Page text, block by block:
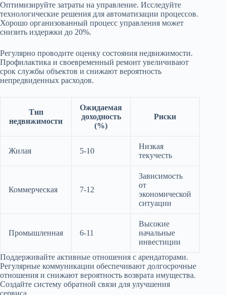
Оптимизируйте затраты на управление. Исследуйте
технологические решения для автоматизации процессов.
Хорошо организованный процесс управления может
снизить издержки до 20%.
Регулярно проводите оценку состояния недвижимости.
Профилактика и своевременный ремонт увеличивают
срок службы объектов и снижают вероятность
непредвиденных расходов.
Тип
недвижимости
Ожидаемая
доходность
(%)
Риски
Жилая 5-10
Низкая
текучесть
Коммерческая 7-12
Зависимость
от
экономической
ситуации
Промышленная 6-11
Высокие
начальные
инвестиции
Поддерживайте активные отношения с арендаторами.
Регулярные коммуникации обеспечивают долгосрочные
отношения и снижают вероятность возврата имущества.
Создайте систему обратной связи для улучшения
сервиса.